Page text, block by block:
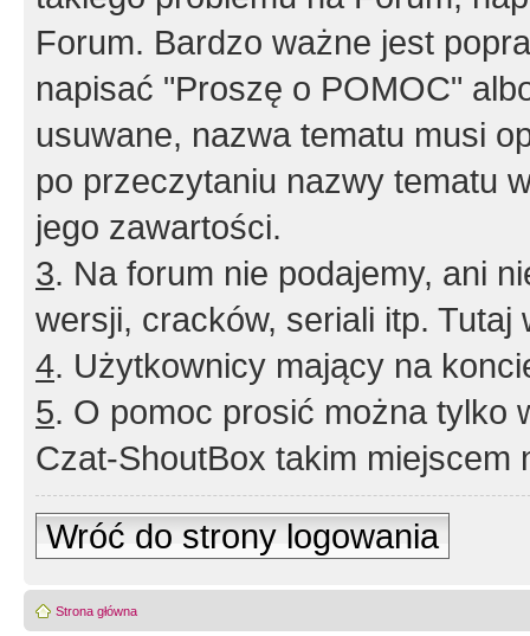
Forum. Bardzo ważne jest
napisać "Proszę o POMOC"
usuwane, nazwa tematu musi
po przeczytaniu nazwy tematu
jego zawartości.
3. Na forum nie podajemy, ani
wersji, cracków, seriali itp. Tutaj
4. Użytkownicy mający na
5. O pomoc prosić można tylko
Czat-ShoutBox takim miejscem
Wróć do strony logowania
Strona główna